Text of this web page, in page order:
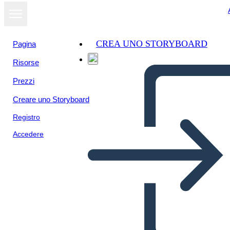
Pagina
Risorse
Prezzi
Creare uno Storyboard
Registro
Accedere
CREA UNO STORYBOARD